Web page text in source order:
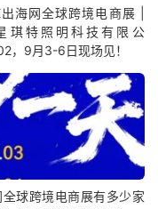
出海网全球跨境电商展 |
琪特照明科技有限公
，9月3-6日现场见！
全球跨境电商展有多少家